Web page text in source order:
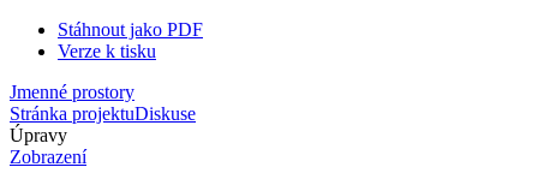
Stáhnout jako PDF
Verze k tisku
Jmenné prostory
Stránka projektuDiskuse
Úpravy
Zobrazení